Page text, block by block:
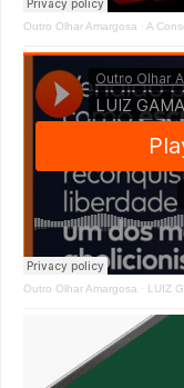
Outro Olhar Amargosa · A
Outro Olhar Amargosa · LUIZ